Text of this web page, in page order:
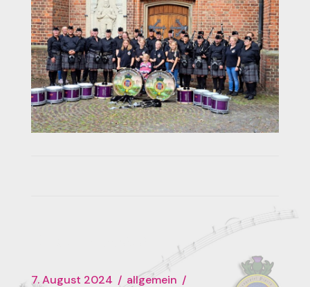
7. August 2024
allgemein